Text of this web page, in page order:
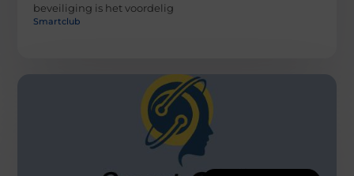
beveiliging is het voordelig
Smartclub